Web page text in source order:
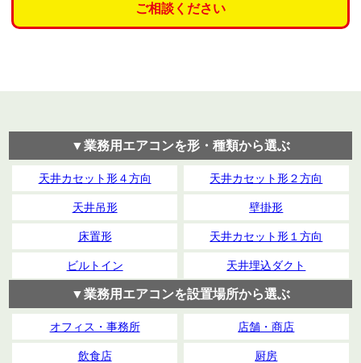
ご相談ください
▼業務用エアコンを形・種類から選ぶ
天井カセット形４方向 天井カセット形２方向
天井吊形 壁掛形
床置形 天井カセット形１方向
ビルトイン 天井埋込ダクト
▼業務用エアコンを設置場所から選ぶ
オフィス・事務所 店舗・商店
飲食店 厨房